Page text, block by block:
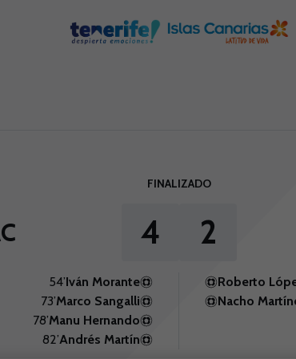
FINALIZADO
4 2
54’Iván Morante
73’Marco Sangalli
78’Manu Hernando
82’Andrés Martín
Roberto
Nacho